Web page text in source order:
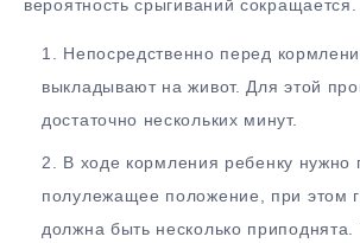
вероятность срыгиваний
Непосредственно перед
выкладывают на живот. Для этой
достаточно нескольких минут.
В ходе кормления ребенку нужно
полулежащее положение, при этом
должна быть несколько